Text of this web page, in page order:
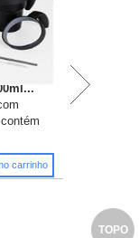
e
carrinho
TOPO